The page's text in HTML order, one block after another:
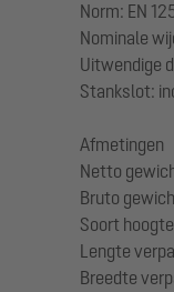
Norm: EN
Nominale
Uitwendige
Stankslot:
Afmetingen
Netto
Bruto
Soort
Lengte
Breedte